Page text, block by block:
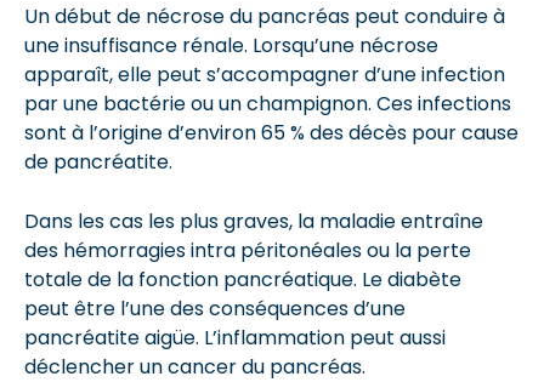
Un début de nécrose du pancréas peut conduire à
une insuffisance rénale. Lorsqu’une nécrose
apparaît, elle peut s’accompagner d’une infection
par une bactérie ou un champignon. Ces infections
sont à l’origine d’environ 65 % des décès pour cause
de pancréatite.
Dans les cas les plus graves, la maladie entraîne
des hémorragies intra péritonéales ou la perte
totale de la fonction pancréatique. Le diabète
peut être l’une des conséquences d’une
pancréatite aigüe. L’inflammation peut aussi
déclencher un cancer du pancréas.